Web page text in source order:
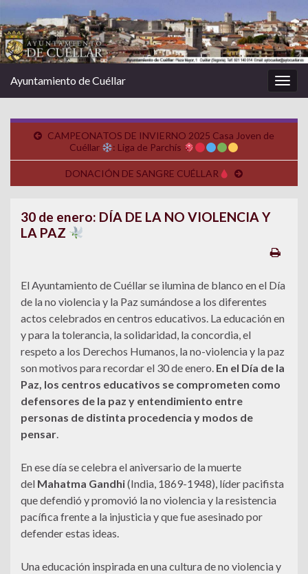
la
Ayuntamiento de Cuéllar
CAMPEONATOS DE INVIERNO 2025 Casa Joven de
Cuéllar
: Liga de Parchís
DONACIÓN DE SANGRE CUÉLLAR
30 de enero: DÍA DE LA NO VIOLENCIA Y
LA PAZ
El Ayuntamiento de Cuéllar se ilumina de blanco en el Día
de la no violencia y la Paz sumándose a los diferentes
actos celebrados en centros educativos. La educación en
y para la tolerancia, la solidaridad, la concordia, el
respeto a los Derechos Humanos, la no-violencia y la paz
son motivos para recordar el 30 de enero. En el Día de la
Paz, los centros educativos se comprometen como
defensores de la paz y entendimiento entre
personas de distinta procedencia y modos de
pensar.
En ese día se celebra el aniversario de la muerte
del Mahatma Gandhi(India, 1869-1948), líder pacifista
que defendió y promovió la no violencia y la resistencia
pacífica frente a la injusticia y que fue asesinado por
defender estas ideas.
Una educación inspirada en una cultura de no violencia y